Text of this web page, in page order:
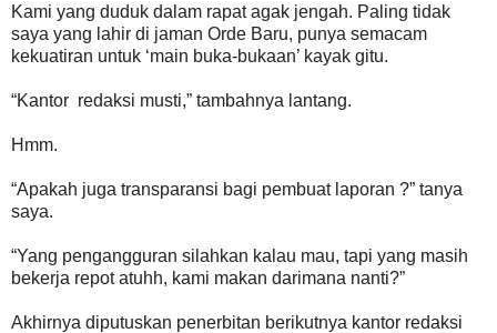
Kami yang duduk dalam rapat agak jengah. Paling tidak
saya yang lahir di jaman Orde Baru, punya semacam
kekuatiran untuk ‘main buka-bukaan’ kayak gitu.
“Kantor redaksi musti,” tambahnya lantang.
Hmm.
“Apakah juga transparansi bagi pembuat laporan ?” tanya
saya.
“Yang pengangguran silahkan kalau mau, tapi yang masih
bekerja repot atuhh, kami makan darimana nanti?”
Akhirnya diputuskan penerbitan berikutnya kantor redaksi